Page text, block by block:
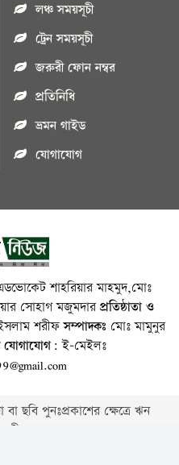
লঞ্চ সময়সূচী
ট্রেন সময়সূচী
জরুরী ফোন নম্বর
প্রতিনিধি
ভ্রমন গাইড
যোগাযোগ
শাহরিয়ার মাহমুদ,মোঃ
সোহাগ মজুমদারপ্রতিষ্ঠাতা ও
শরীফসম্পাদকঃ মোঃ মামুনুর
যোগাযোগ: ই-মেইলঃ
ছবি পুনঃপ্রকাশের ক্ষেত্রে ঋন
।